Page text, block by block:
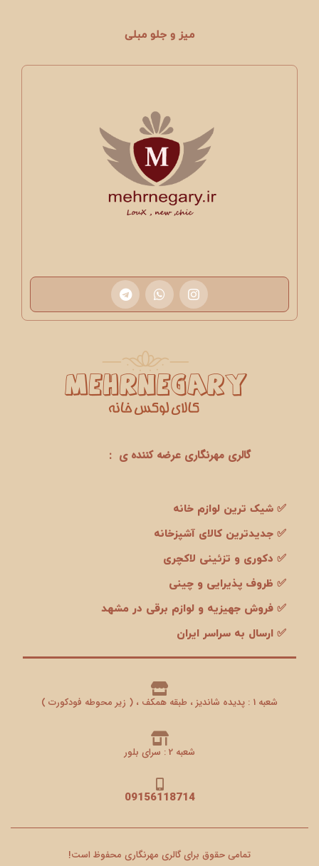
میز و جلو مبلی
گالری مهرنگاری عرضه کننده ی :
✅ شیک ترین لوازم خانه
✅ جدیدترین کالای آشپزخانه
✅ دکوری و تزئینی لاکچری
✅ ظروف پذیرایی و چینی
✅ فروش جهیزیه و لوازم برقی در مشهد
✅ ارسال به سراسر ایران
شعبه 1 : پدیده شاندیز ، طبقه همکف ، ( زیر محوطه فودکورت )
شعبه 2 : سرای بلور
09156118714
تمامی حقوق برای گالری مهرنگاری محفوظ است!